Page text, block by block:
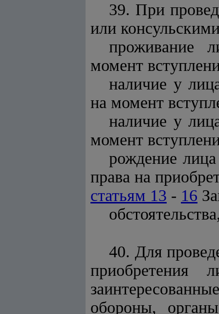
39. При
или
проживание
момент
наличие у
на момент
наличие у
момент
рождение
права на
статьям 13 - 16
40. Для
приобретения
обороны,